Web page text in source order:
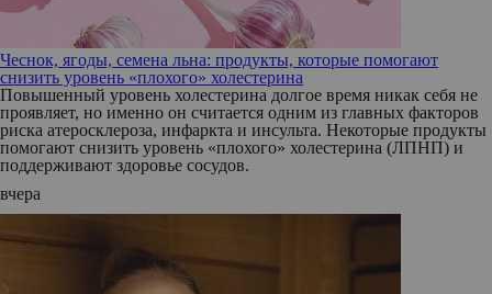
Чеснок, ягоды, семена льна: продукты, которые помогают
снизить уровень «плохого» холестерина
Повышенный уровень холестерина долгое время никак себя не
проявляет, но именно он считается одним из главных факторов
риска атеросклероза, инфаркта и инсульта. Некоторые продукты
помогают снизить уровень «плохого» холестерина (ЛПНП) и
поддерживают здоровье сосудов.
вчера